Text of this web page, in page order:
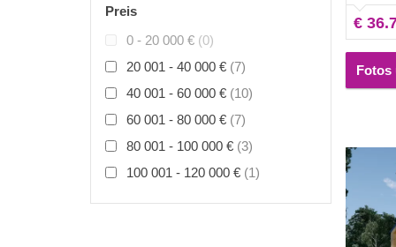
Preis
0 - 20 000 € (0)
20 001 - 40 000 € (7)
40 001 - 60 000 € (10)
60 001 - 80 000 € (7)
80 001 - 100 000 € (3)
100 001 - 120 000 € (1)
Laufe
und
€
Fotos